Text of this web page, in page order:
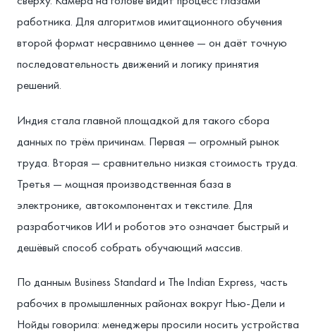
работника. Для алгоритмов имитационного обучения
второй формат несравнимо ценнее — он даёт точную
последовательность движений и логику принятия
решений.
Индия стала главной площадкой для такого сбора
данных по трём причинам. Первая — огромный рынок
труда. Вторая — сравнительно низкая стоимость труда.
Третья — мощная производственная база в
электронике, автокомпонентах и текстиле. Для
разработчиков ИИ и роботов это означает быстрый и
дешёвый способ собрать обучающий массив.
По данным Business Standard и The Indian Express, часть
рабочих в промышленных районах вокруг Нью-Дели и
Нойды говорила: менеджеры просили носить устройства